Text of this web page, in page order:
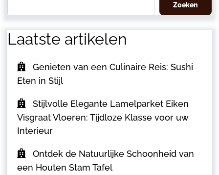
Zoeken
Laatste artikelen
Genieten van een Culinaire Reis: Sushi
Eten in Stijl
Stijlvolle Elegante Lamelparket Eiken
Visgraat Vloeren: Tijdloze Klasse voor uw
Interieur
Ontdek de Natuurlijke Schoonheid van
een Houten Stam Tafel